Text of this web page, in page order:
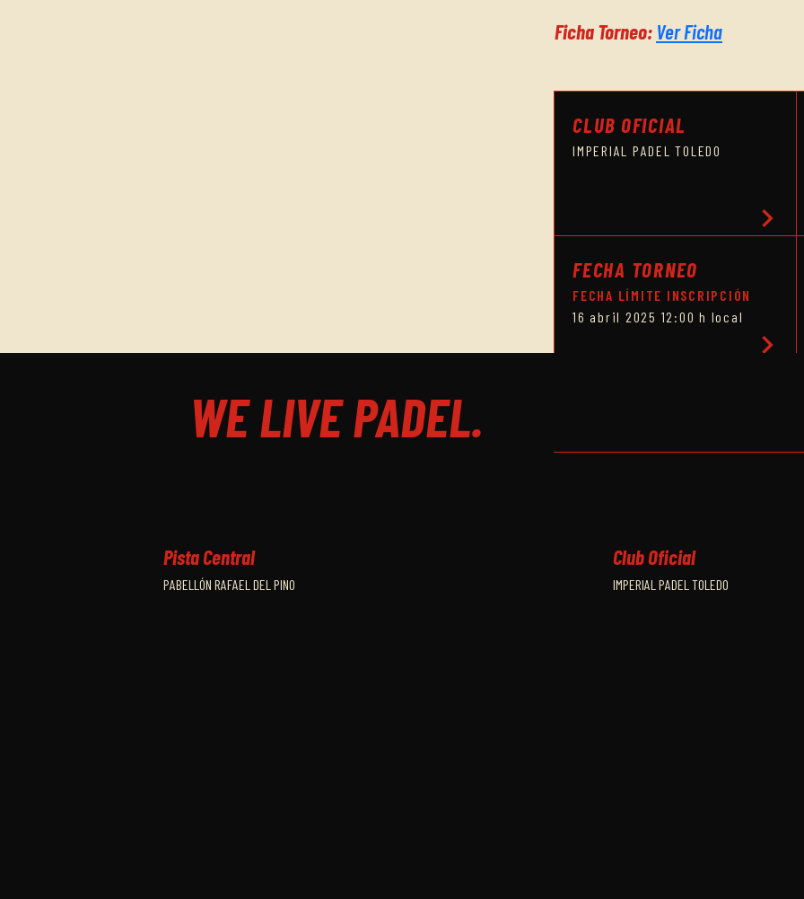
Ficha Torneo: Ver Ficha
CLUB OFICIAL
IMPERIAL PADEL TOLEDO
chevron_right
FECHA TORNEO
FECHA LÍMITE INSCRIPCIÓN
16 abril 2025 12:00 h local
chevron_right
WE LIVE PADEL.
Pista Central
PABELLÓN RAFAEL DEL PINO
Club Oficial
IMPERIAL PADEL TOLEDO